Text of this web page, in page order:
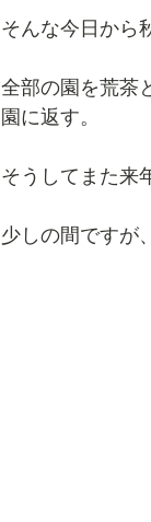
そんな今日から
全部の園を荒茶
園に返す。
そうしてまた来
少しの間ですが